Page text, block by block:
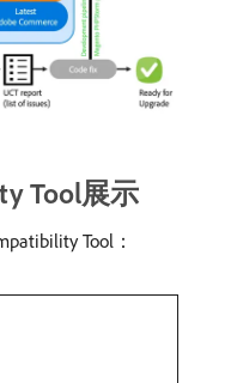
Tool展示
Tool：